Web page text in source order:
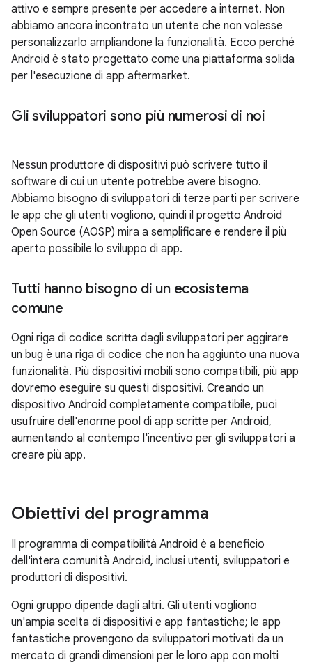
attivo e sempre presente per accedere a internet. Non
abbiamo ancora incontrato un utente che non volesse
personalizzarlo ampliandone la funzionalità. Ecco perché
Android è stato progettato come una piattaforma solida
per l'esecuzione di app aftermarket.
Gli sviluppatori sono più numerosi di noi
Nessun produttore di dispositivi può scrivere tutto il
software di cui un utente potrebbe avere bisogno.
Abbiamo bisogno di sviluppatori di terze parti per scrivere
le app che gli utenti vogliono, quindi il progetto Android
Open Source (AOSP) mira a semplificare e rendere il più
aperto possibile lo sviluppo di app.
Tutti hanno bisogno di un ecosistema
comune
Ogni riga di codice scritta dagli sviluppatori per aggirare
un bug è una riga di codice che non ha aggiunto una nuova
funzionalità. Più dispositivi mobili sono compatibili, più app
dovremo eseguire su questi dispositivi. Creando un
dispositivo Android completamente compatibile, puoi
usufruire dell'enorme pool di app scritte per Android,
aumentando al contempo l'incentivo per gli sviluppatori a
creare più app.
Obiettivi del programma
Il programma di compatibilità Android è a beneficio
dell'intera comunità Android, inclusi utenti, sviluppatori e
produttori di dispositivi.
Ogni gruppo dipende dagli altri. Gli utenti vogliono
un'ampia scelta di dispositivi e app fantastiche; le app
fantastiche provengono da sviluppatori motivati da un
mercato di grandi dimensioni per le loro app con molti